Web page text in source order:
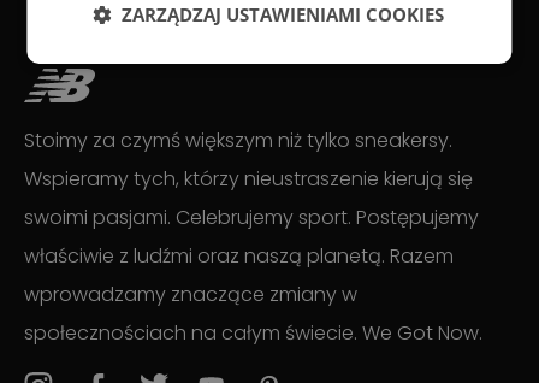
Stoimy za czymś większym niż tylko sneakersy.
Wspieramy tych, którzy nieustraszenie kierują się
swoimi pasjami. Celebrujemy sport. Postępujemy
właściwie z ludźmi oraz naszą planetą. Razem
wprowadzamy znaczące zmiany w
społecznościach na całym świecie. We Got Now.
ZARZĄDZAJ USTAWIENIAMI COOKIES